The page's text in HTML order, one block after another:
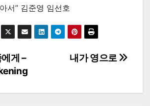
서” 김준영 임선호
내가 영으로
게 –